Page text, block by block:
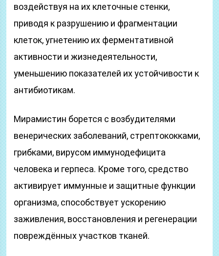
воздействуя на их клеточные стенки,
приводя к разрушению и фрагментации
клеток, угнетению их ферментативной
активности и жизнедеятельности,
уменьшению показателей их устойчивости к
антибиотикам.
Мирамистин борется с возбудителями
венерических заболеваний, стрептококками,
грибками, вирусом иммунодефицита
человека и герпеса. Кроме того, средство
активирует иммунные и защитные функции
организма, способствует ускорению
заживления, восстановления и регенерации
повреждённых участков тканей.